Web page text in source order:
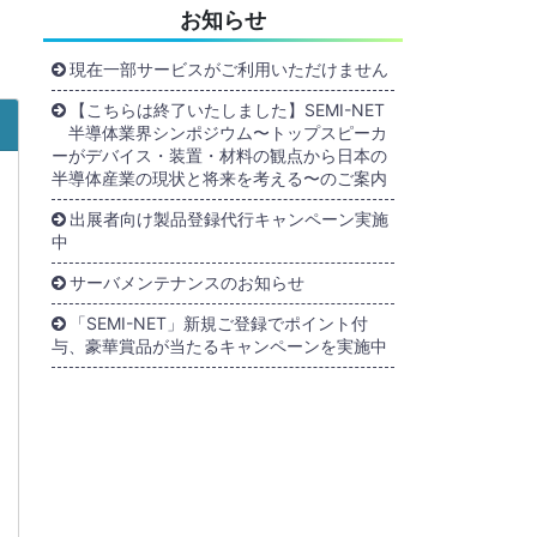
お知らせ
現在一部サービスがご利用いただけません
【こちらは終了いたしました】SEMI-NET
半導体業界シンポジウム〜トップスピーカ
ーがデバイス・装置・材料の観点から日本の
半導体産業の現状と将来を考える〜のご案内
出展者向け製品登録代行キャンペーン実施
中
サーバメンテナンスのお知らせ
「SEMI-NET」新規ご登録でポイント付
与、豪華賞品が当たるキャンペーンを実施中